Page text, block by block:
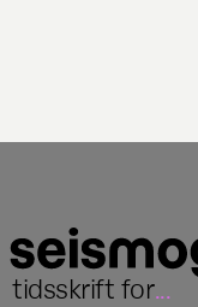
tidsskrift for...